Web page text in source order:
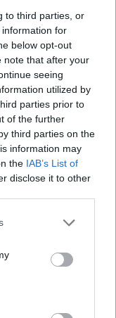
to third parties, or
for
below opt-out
note that after your
seeing
utilized by
parties prior to
of the further
third parties on the
information may
the IAB’s List of
disclose it to other
bene dato che la
Milano, non hanno
radici e tradizione.
i capisaldi
Patrimonio
dalle ore 18.30 su